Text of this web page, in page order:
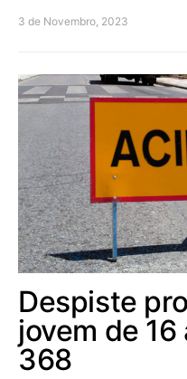
3 de Novembro, 2023
Despiste
jovem de 16
368